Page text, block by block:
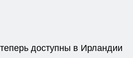
доступны в Ирландии